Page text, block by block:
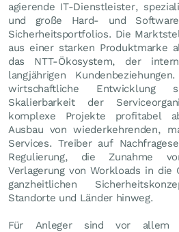
agierende IT-Dienstleister,
und große Hard- und
Sicherheitsportfolios. Die
aus einer starken Produktmarke
das NTT-Ökosystem, der
langjährigen
wirtschaftliche Entwicklung
Skalierbarkeit der
komplexe Projekte profitabel
Ausbau von wiederkehrenden,
Services. Treiber auf
Regulierung, die Zunahme
Verlagerung von Workloads in die
ganzheitlichen
Standorte und Länder hinweg.
Für Anleger sind vor allem